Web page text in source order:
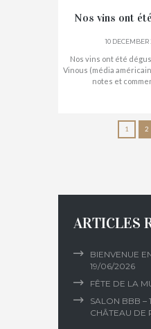
Nos vins ont
10 DECEMBER
Nos vins ont été
Vinous (média
notes et
1 2
ARTICLES
BIENVENUE
19/06/2026
FÊTE DE LA
SALON BBB –
CHÂTEAU DE